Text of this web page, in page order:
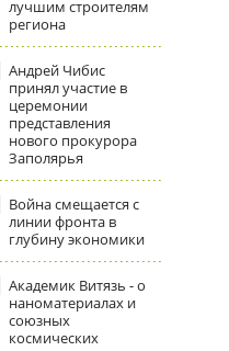
лучшим строителям
региона
Андрей Чибис
принял участие в
церемонии
представления
нового прокурора
Заполярья
Война смещается с
линии фронта в
глубину экономики
Академик Витязь - о
наноматериалах и
союзных
космических